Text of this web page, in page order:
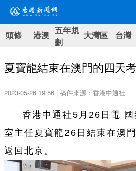
頭條 港澳 五年規
劃
大灣區 台灣
夏寶龍結束在澳門的四天
2023-05-26 19:56 | 稿件來源：香港中通社
香港中通社5月26日電
室主任夏寶龍26日結束在澳
返回北京。